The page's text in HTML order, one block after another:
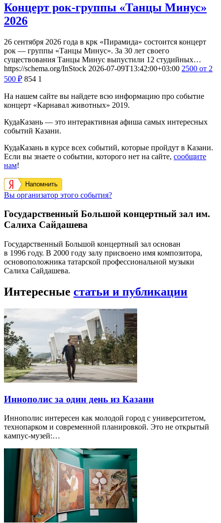
Концерт рок-группы «Танцы Минус»
2026
26 сентября 2026 года в крк «Пирамида» состоится концерт
рок — группы «Танцы Минус». За 30 лет своего
существования Танцы Минус выпустили 12 студийных…
https://schema.org/InStock 2026-07-09T13:42:00+03:00 2500 от 2
500 ₽ 854 1
На нашем сайте вы найдете всю информацию про событие
концерт «Карнавал животных» 2019.
КудаКазань — это интерактивная афиша самых интересных
событий Казани.
КудаКазань в курсе всех событий, которые пройдут в Казани.
Если вы знаете о событии, которого нет на сайте, сообщите
нам!
Напомнить
Вы организатор этого события?
Государственный Большой концертный зал им.
Салиха Сайдашева
Государственный Большой концертный зал основан
в 1996 году. В 2000 году залу присвоено имя композитора,
основоположника татарской профессиональной музыки
Салиха Сайдашева.
Интересные статьи и публикации
Иннополис за один день из Казани
Иннополис интересен как молодой город с университетом,
технопарком и современной планировкой. Это не открытый
кампус-музей:…